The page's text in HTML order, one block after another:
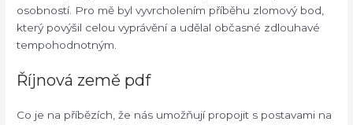
osobností. Pro mě byl vyvrcholením příběhu zlomový bod,
který povýšil celou vyprávění a udělal občasné zdlouhavé
tempohodnotným.
Říjnová země pdf
Co je na příbězích, že nás umožňují propojit s postavami na